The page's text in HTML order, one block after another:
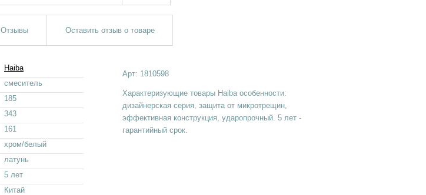
Отзывы Оставить отзыв о товаре
Haiba
смеситель
185
343
161
хром/белый
латунь
5 лет
Китай
Арт: 1810598
Характеризующие товары Haiba особенности:
дизайнерская серия, защита от микротрещин,
эффективная конструкция, ударопрочный. 5 лет -
гарантийный срок.